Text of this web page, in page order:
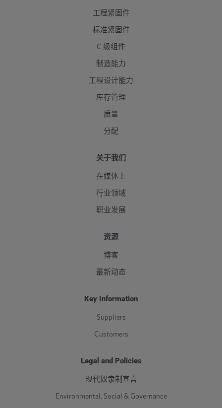
工程紧固件
标准紧固件
C 级组件
制造能力
工程设计能力
库存管理
质量
分配
关于我们
在媒体上
行业领域
职业发展
资源
博客
最新动态
Key Information
Suppliers
Customers
Legal and Policies
现代奴隶制宣言
Environmental, Social & Governance